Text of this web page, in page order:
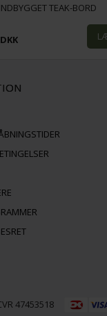
TEAK-BORD
DKK
47453518